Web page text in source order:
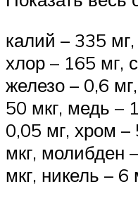
калий – 335
хлор – 165 мг,
железо – 0,6
50 мкг, медь –
0,05 мг, хром –
мкг, молибден
мкг, никель – 6